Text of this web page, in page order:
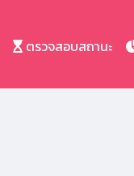
ตรวจสอบสถานะ